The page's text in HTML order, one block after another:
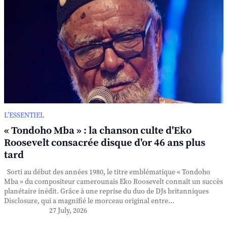
L’ESSENTIEL
« Tondoho Mba » : la chanson culte d'Eko
Roosevelt consacrée disque d'or 46 ans plus
tard
Sorti au début des années 1980, le titre emblématique « Tondoho
Mba » du compositeur camerounais Eko Roosevelt connaît un succès
planétaire inédit. Grâce à une reprise du duo de DJs britanniques
Disclosure, qui a magnifié le morceau original entre...
27 July, 2026